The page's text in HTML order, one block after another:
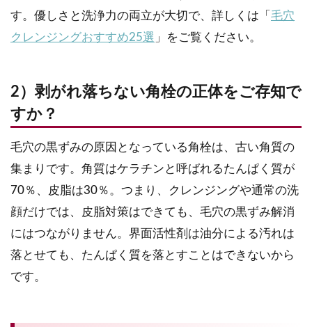
す。優しさと洗浄力の両立が大切で、詳しくは「 毛穴
クレンジングおすすめ25選 」をご覧ください。
2）剥がれ落ちない角栓の正体をご存知で
すか？
毛穴の黒ずみの原因となっている角栓は、古い角質の
集まりです。角質はケラチンと呼ばれるたんぱく質が
70％、皮脂は30％。つまり、クレンジングや通常の洗
顔だけでは、皮脂対策はできても、毛穴の黒ずみ解消
にはつながりません。界面活性剤は油分による汚れは
落とせても、たんぱく質を落とすことはできないから
です。